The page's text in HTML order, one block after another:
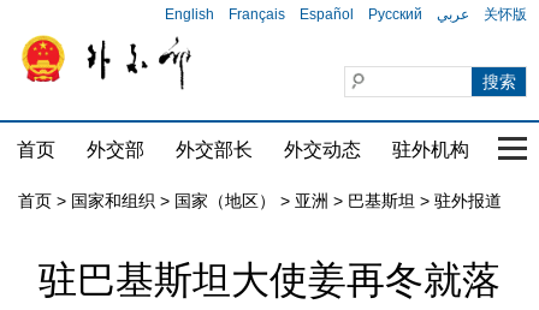
English Français Español Русский عربي 关怀版
首页 外交部 外交部长 外交动态 驻外机构 国
首页 > 国家和组织 > 国家（地区） > 亚洲 > 巴基斯坦 > 驻外报道
驻巴基斯坦大使姜再冬就落